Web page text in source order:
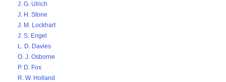
J. G. Ulrich
J. H. Stone
J. M. Lockhart
J. S. Engel
L. D. Davies
O. J. Osborne
P. D. Fox
R. W. Holland